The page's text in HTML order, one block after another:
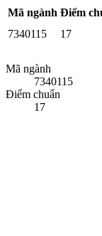
Mã ngành Điểm
7340115
17
Mã ngành
7340115
Điểm chuẩn
17